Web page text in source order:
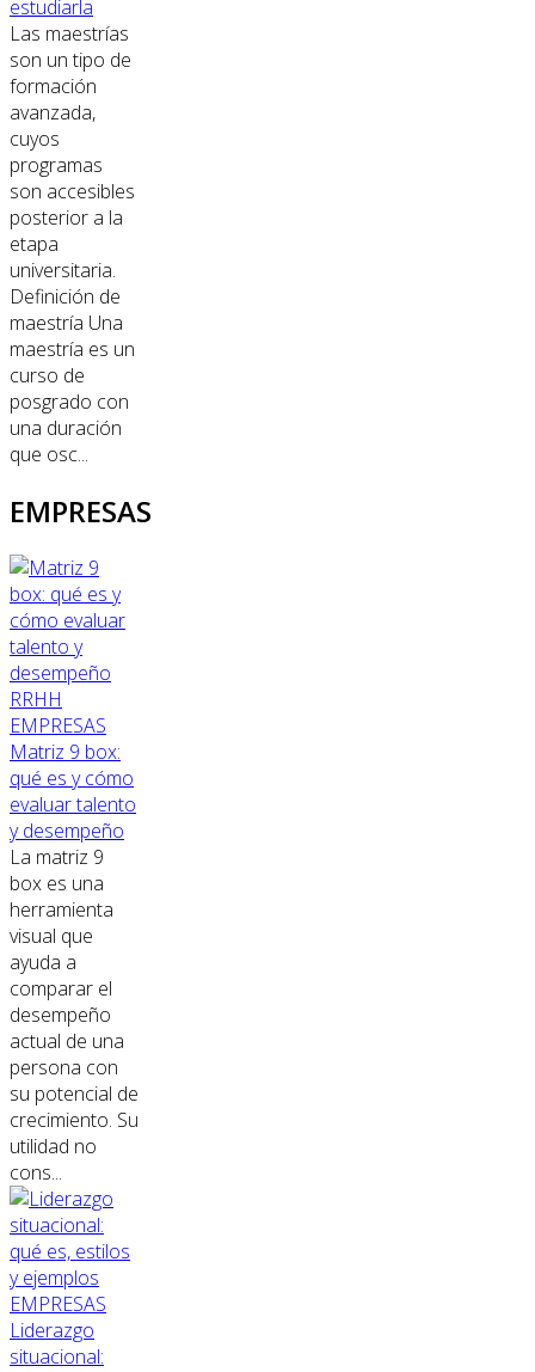
estudiarla
Las maestrías
son un tipo de
formación
avanzada,
cuyos
programas
son accesibles
posterior a la
etapa
universitaria.
Definición de
maestría Una
maestría es un
curso de
posgrado con
una duración
que osc...
EMPRESAS
RRHH
EMPRESAS
Matriz 9 box:
qué es y cómo
evaluar talento
y desempeño
La matriz 9
box es una
herramienta
visual que
ayuda a
comparar el
desempeño
actual de una
persona con
su potencial de
crecimiento. Su
utilidad no
cons...
EMPRESAS
Liderazgo
situacional: